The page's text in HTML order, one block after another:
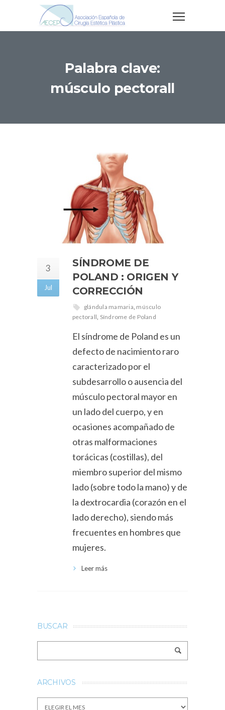
Palabra clave:
músculo pectorall
3
Jul
SÍNDROME DE
POLAND : ORIGEN Y
CORRECCIÓN
glándula mamaria, músculo
pectorall, Síndrome de Poland
El síndrome de Poland es un
defecto de nacimiento raro
caracterizado por el
subdesarrollo o ausencia del
músculo pectoral mayor en
un lado del cuerpo, y en
ocasiones acompañado de
otras malformaciones
torácicas (costillas), del
miembro superior del mismo
lado (sobre todo la mano) y de
la dextrocardia (corazón en el
lado derecho), siendo más
frecuentes en hombres que
mujeres.
Leer más
BUSCAR
ARCHIVOS
Archivos